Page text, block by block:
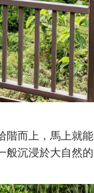
階而上，馬上就能
般沉浸於大自然的